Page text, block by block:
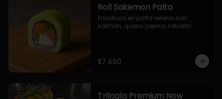
Roll Sakemon Palta
Envoltura en palta relleno con
salmon, queso crema, cebollin.
$7.490
Trilogía Premium Now